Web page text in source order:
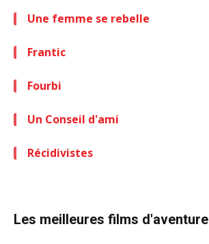
Une femme se rebelle
Frantic
Fourbi
Un Conseil d'ami
Récidivistes
Les meilleures films d'aventure